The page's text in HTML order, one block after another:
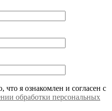
я ознакомлен и согласен с
обработки персональных